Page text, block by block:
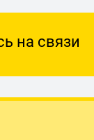
на связи